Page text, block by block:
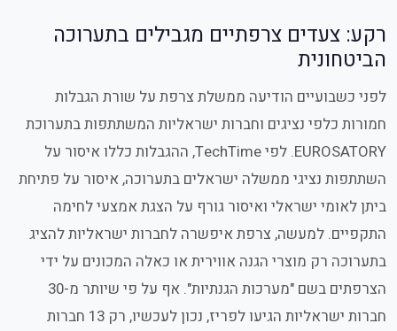
רקע: צעדים צרפתיים מגבילים בתערוכה
הביטחונית
לפני כשבועיים הודיעה ממשלת צרפת על שורת הגבלות
חמורות כלפי נציגים וחברות ישראליות המשתתפות בתערוכת
EUROSATORY. לפי TechTime, ההגבלות כללו איסור על
השתתפות נציגי ממשלה ישראלים בתערוכה, איסור על פתיחת
ביתן לאומי ישראלי ואיסור גורף על הצגת אמצעי לחימה
התקפיים. למעשה, צרפת איפשרה לחברות ישראליות להציג
בתערוכה רק מוצרי הגנה אווירית או כאלה המכונים על ידי
הצרפתים בשם "מערכות הגנתיות". אף על פי שיותר מ-30
חברות ישראליות הגיעו לפריז, נכון לעכשיו, רק 13 חברות